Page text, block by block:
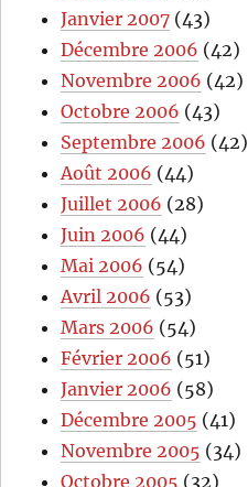
Janvier 2007 (43)
Décembre 2006 (42)
Novembre 2006 (42)
Octobre 2006 (43)
Septembre 2006 (42)
Août 2006 (44)
Juillet 2006 (28)
Juin 2006 (44)
Mai 2006 (54)
Avril 2006 (53)
Mars 2006 (54)
Février 2006 (51)
Janvier 2006 (58)
Décembre 2005 (41)
Novembre 2005 (34)
Octobre 2005 (32)